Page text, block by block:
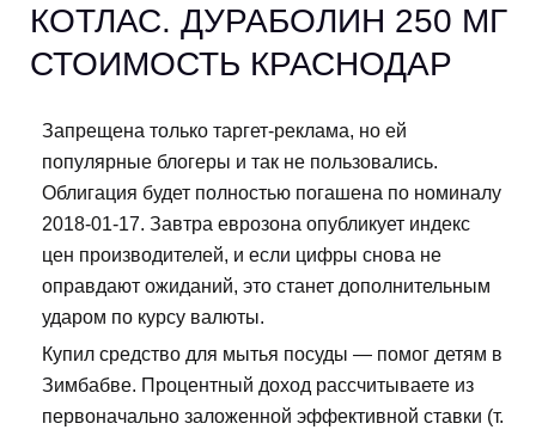
КОТЛАС. ДУРАБОЛИН 250 МГ
СТОИМОСТЬ КРАСНОДАР
Запрещена только таргет-реклама, но ей
популярные блогеры и так не пользовались.
Облигация будет полностью погашена по номиналу
2018-01-17. Завтра еврозона опубликует индекс
цен производителей, и если цифры снова не
оправдают ожиданий, это станет дополнительным
ударом по курсу валюты.
Купил средство для мытья посуды — помог детям в
Зимбабве. Процентный доход рассчитываете из
первоначально заложенной эффективной ставки (т.